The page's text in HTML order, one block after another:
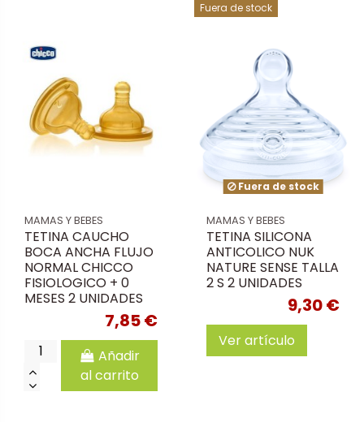
MAMAS Y BEBES
TETINA CAUCHO
BOCA ANCHA FLUJO
NORMAL CHICCO
FISIOLOGICO + 0
MESES 2 UNIDADES
7,85 €
Añadir
al carrito
Fuera de stock
Fuera de stock
MAMAS Y BEBES
TETINA SILICONA
ANTICOLICO NUK
NATURE SENSE TALLA
2 S 2 UNIDADES
9,30 €
Ver artículo